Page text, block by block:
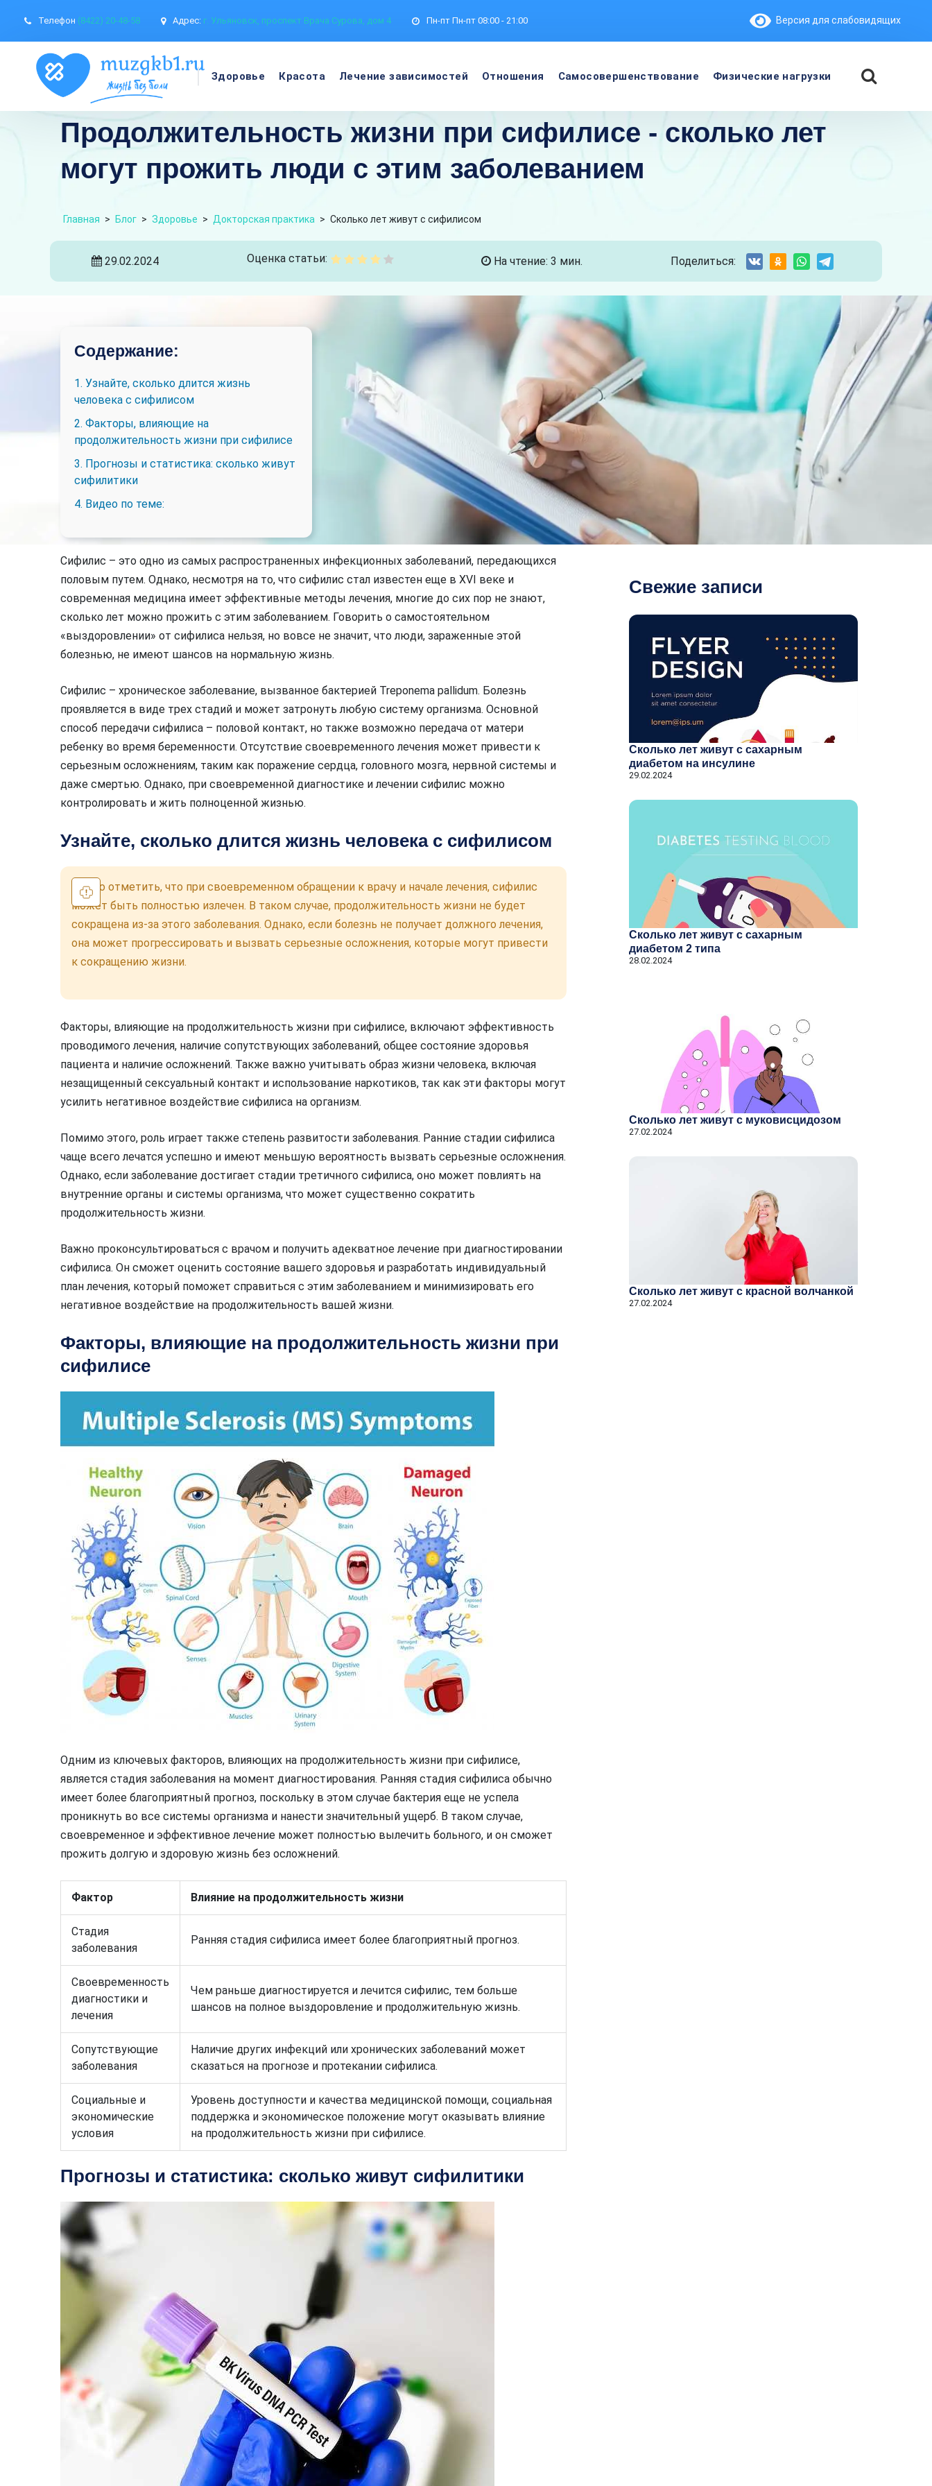
Телефон (8422) 20-48-58 Адрес: г. Ульяновск, проспект Врача Сурова, дом 4 Пн-пт Пн-пт 08:00 - 21:00 Версия для слабовидящих
Здоровье Красота Лечение зависимостей Отношения Самосовершенствование Физические нагрузки
Продолжительность жизни при сифилисе - сколько лет
могут прожить люди с этим заболеванием
Главная > Блог > Здоровье > Докторская практика > Сколько лет живут с сифилисом
29.02.2024 Оценка статьи: На чтение: 3 мин. Поделиться:
Содержание:
1. Узнайте, сколько длится жизнь
человека с сифилисом
2. Факторы, влияющие на
продолжительность жизни при сифилисе
3. Прогнозы и статистика: сколько живут
сифилитики
4. Видео по теме:
Сифилис – это одно из самых распространенных инфекционных заболеваний, передающихся
половым путем. Однако, несмотря на то, что сифилис стал известен еще в XVI веке и
современная медицина имеет эффективные методы лечения, многие до сих пор не знают,
сколько лет можно прожить с этим заболеванием. Говорить о самостоятельном
«выздоровлении» от сифилиса нельзя, но вовсе не значит, что люди, зараженные этой
болезнью, не имеют шансов на нормальную жизнь.
Сифилис – хроническое заболевание, вызванное бактерией Treponema pallidum. Болезнь
проявляется в виде трех стадий и может затронуть любую систему организма. Основной
способ передачи сифилиса – половой контакт, но также возможно передача от матери
ребенку во время беременности. Отсутствие своевременного лечения может привести к
серьезным осложнениям, таким как поражение сердца, головного мозга, нервной системы и
даже смертью. Однако, при своевременной диагностике и лечении сифилис можно
контролировать и жить полноценной жизнью.
Узнайте, сколько длится жизнь человека с сифилисом
Важно отметить, что при своевременном обращении к врачу и начале лечения, сифилис
может быть полностью излечен. В таком случае, продолжительность жизни не будет
сокращена из-за этого заболевания. Однако, если болезнь не получает должного лечения,
она может прогрессировать и вызвать серьезные осложнения, которые могут привести
к сокращению жизни.
Факторы, влияющие на продолжительность жизни при сифилисе, включают эффективность
проводимого лечения, наличие сопутствующих заболеваний, общее состояние здоровья
пациента и наличие осложнений. Также важно учитывать образ жизни человека, включая
незащищенный сексуальный контакт и использование наркотиков, так как эти факторы могут
усилить негативное воздействие сифилиса на организм.
Помимо этого, роль играет также степень развитости заболевания. Ранние стадии сифилиса
чаще всего лечатся успешно и имеют меньшую вероятность вызвать серьезные осложнения.
Однако, если заболевание достигает стадии третичного сифилиса, оно может повлиять на
внутренние органы и системы организма, что может существенно сократить
продолжительность жизни.
Важно проконсультироваться с врачом и получить адекватное лечение при диагностировании
сифилиса. Он сможет оценить состояние вашего здоровья и разработать индивидуальный
план лечения, который поможет справиться с этим заболеванием и минимизировать его
негативное воздействие на продолжительность вашей жизни.
Факторы, влияющие на продолжительность жизни при
сифилисе
Одним из ключевых факторов, влияющих на продолжительность жизни при сифилисе,
является стадия заболевания на момент диагностирования. Ранняя стадия сифилиса обычно
имеет более благоприятный прогноз, поскольку в этом случае бактерия еще не успела
проникнуть во все системы организма и нанести значительный ущерб. В таком случае,
своевременное и эффективное лечение может полностью вылечить больного, и он сможет
прожить долгую и здоровую жизнь без осложнений.
Фактор Влияние на продолжительность жизни
Стадия
заболевания
Ранняя стадия сифилиса имеет более благоприятный прогноз.
Своевременность
диагностики и
лечения
Чем раньше диагностируется и лечится сифилис, тем больше
шансов на полное выздоровление и продолжительную жизнь.
Сопутствующие
заболевания
Наличие других инфекций или хронических заболеваний может
сказаться на прогнозе и протекании сифилиса.
Социальные и
экономические
условия
Уровень доступности и качества медицинской помощи, социальная
поддержка и экономическое положение могут оказывать влияние
на продолжительность жизни при сифилисе.
Прогнозы и статистика: сколько живут сифилитики
Свежие записи
Сколько лет живут с сахарным
диабетом на инсулине
29.02.2024
Сколько лет живут с сахарным
диабетом 2 типа
28.02.2024
Сколько лет живут с муковисцидозом
27.02.2024
Сколько лет живут с красной волчанкой
27.02.2024